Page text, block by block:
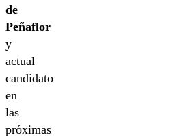
de
Peñaflor
y
actual
candidato
en
las
próximas